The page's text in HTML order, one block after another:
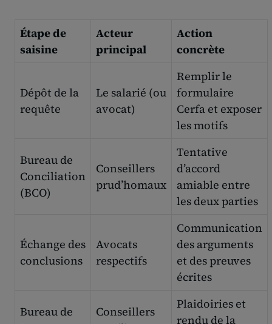
Étape de
saisine
Acteur
principal
Action
concrète
Dépôt de la
requête
Le salarié (ou
avocat)
Remplir le
formulaire
Cerfa et exposer
les motifs
Bureau de
Conciliation
(BCO)
Conseillers
prud’homaux
Tentative
d’accord
amiable entre
les deux parties
Échange des
conclusions
Avocats
respectifs
Communication
des arguments
et des preuves
écrites
Bureau de
Conseillers
Plaidoiries et
rendu de la